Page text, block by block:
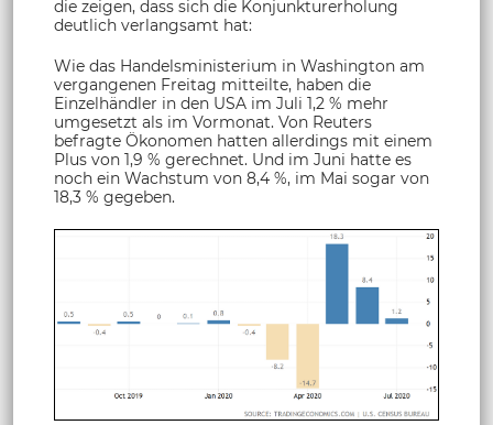
die zeigen, dass sich die Konjunkturerholung
deutlich verlangsamt hat:
Wie das Handelsministerium in Washington am
vergangenen Freitag mitteilte, haben die
Einzelhändler in den USA im Juli 1,2 % mehr
umgesetzt als im Vormonat. Von Reuters
befragte Ökonomen hatten allerdings mit einem
Plus von 1,9 % gerechnet. Und im Juni hatte es
noch ein Wachstum von 8,4 %, im Mai sogar von
18,3 % gegeben.